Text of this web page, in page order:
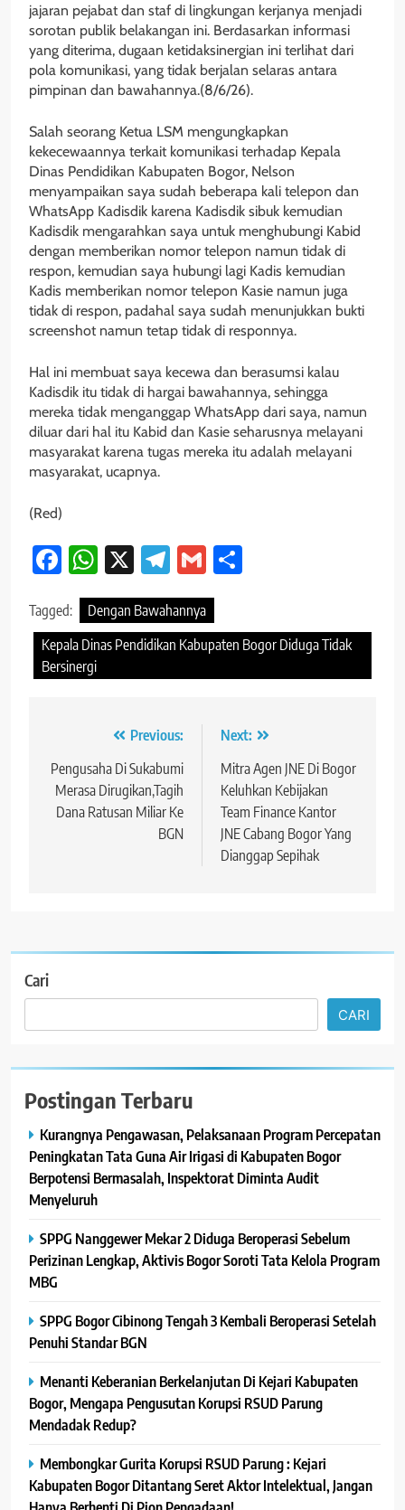
jajaran pejabat dan staf di lingkungan kerjanya menjadi
sorotan publik belakangan ini. Berdasarkan informasi
yang diterima, dugaan ketidaksinergian ini terlihat dari
pola komunikasi, yang tidak berjalan selaras antara
pimpinan dan bawahannya.(8/6/26).
Salah seorang Ketua LSM mengungkapkan
kekecewaannya terkait komunikasi terhadap Kepala
Dinas Pendidikan Kabupaten Bogor, Nelson
menyampaikan saya sudah beberapa kali telepon dan
WhatsApp Kadisdik karena Kadisdik sibuk kemudian
Kadisdik mengarahkan saya untuk menghubungi Kabid
dengan memberikan nomor telepon namun tidak di
respon, kemudian saya hubungi lagi Kadis kemudian
Kadis memberikan nomor telepon Kasie namun juga
tidak di respon, padahal saya sudah menunjukkan bukti
screenshot namun tetap tidak di responnya.
Hal ini membuat saya kecewa dan berasumsi kalau
Kadisdik itu tidak di hargai bawahannya, sehingga
mereka tidak menganggap WhatsApp dari saya, namun
diluar dari hal itu Kabid dan Kasie seharusnya melayani
masyarakat karena tugas mereka itu adalah melayani
masyarakat, ucapnya.
(Red)
Facebook
WhatsApp
X Telegram
Gmail
Tagged:
Dengan Bawahannya
Kepala Dinas Pendidikan Kabupaten Bogor Diduga Tidak
Bersinergi
Navigasi
pos
Previous:
Pengusaha Di Sukabumi
Merasa Dirugikan,Tagih
Dana Ratusan Miliar Ke
BGN
Next:
Mitra Agen JNE Di Bogor
Keluhkan Kebijakan
Team Finance Kantor
JNE Cabang Bogor Yang
Dianggap Sepihak
Cari
CARI
Postingan Terbaru
Kurangnya Pengawasan, Pelaksanaan Program Percepatan
Peningkatan Tata Guna Air Irigasi di Kabupaten Bogor
Berpotensi Bermasalah, Inspektorat Diminta Audit
Menyeluruh
SPPG Nanggewer Mekar 2 Diduga Beroperasi Sebelum
Perizinan Lengkap, Aktivis Bogor Soroti Tata Kelola Program
MBG
SPPG Bogor Cibinong Tengah 3 Kembali Beroperasi Setelah
Penuhi Standar BGN
Menanti Keberanian Berkelanjutan Di Kejari Kabupaten
Bogor, Mengapa Pengusutan Korupsi RSUD Parung
Mendadak Redup?
Membongkar Gurita Korupsi RSUD Parung : Kejari
Kabupaten Bogor Ditantang Seret Aktor Intelektual, Jangan